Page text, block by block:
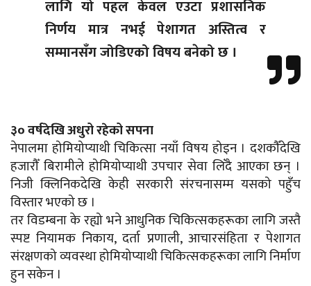
लागि यो पहल केवल एउटा प्रशासनिक
निर्णय मात्र नभई पेशागत अस्तित्व र
सम्मानसँग जोडिएको विषय बनेको छ ।
३० वर्षदेखि अधुरो रहेको सपना
नेपालमा होमियोप्याथी चिकित्सा नयाँ विषय होइन । दशकौँदेखि
हजारौँ बिरामीले होमियोप्याथी उपचार सेवा लिँदै आएका छन् ।
निजी क्लिनिकदेखि केही सरकारी संरचनासम्म यसको पहुँच
विस्तार भएको छ ।
तर विडम्बना के रह्यो भने आधुनिक चिकित्सकहरूका लागि जस्तै
स्पष्ट नियामक निकाय, दर्ता प्रणाली, आचारसंहिता र पेशागत
संरक्षणको व्यवस्था होमियोप्याथी चिकित्सकहरूका लागि निर्माण
हुन सकेन ।